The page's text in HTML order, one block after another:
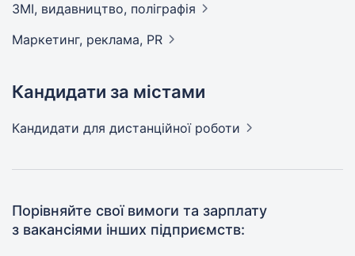
ЗМІ, видавництво, поліграфія
Маркетинг, реклама, PR
Кандидати за містами
Кандидати для дистанційної роботи
Порівняйте свої вимоги та зарплату
з вакансіями інших підприємств: